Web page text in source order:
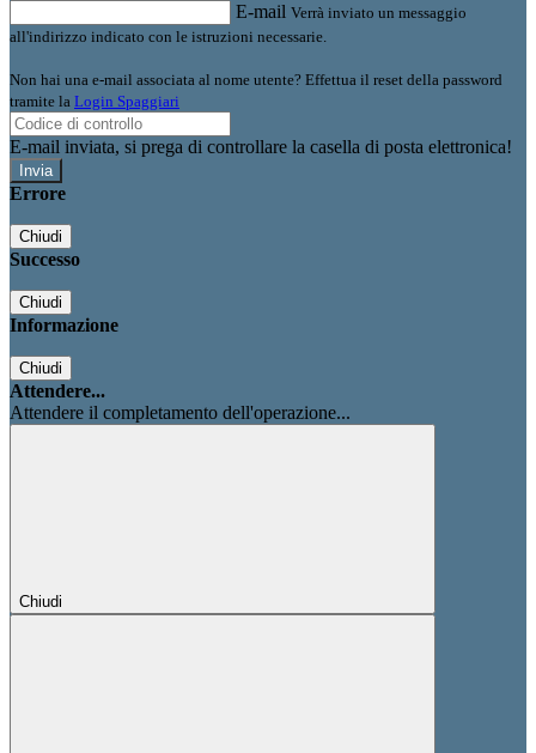
E-mail Verrà inviato un messaggio
all'indirizzo indicato con le istruzioni necessarie.
Non hai una e-mail associata al nome utente? Effettua il reset della password
tramite la Login Spaggiari
E-mail inviata, si prega di controllare la casella di posta elettronica!
Errore
Chiudi
Successo
Chiudi
Informazione
Chiudi
Attendere...
Attendere il completamento dell'operazione...
Chiudi